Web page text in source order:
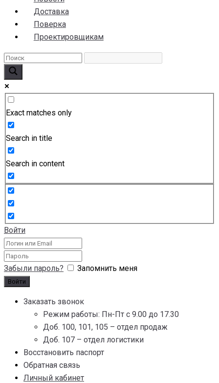
Доставка
Поверка
Проектировщикам
Exact matches only
Search in title
Search in content
Войти
Забыли пароль? Запомнить меня
Заказать звонок
Режим работы: Пн-Пт с 9.00 до 17.30
Доб. 100, 101, 105 – отдел продаж
Доб. 107 – отдел логистики
Восстановить паспорт
Обратная связь
Личный кабинет